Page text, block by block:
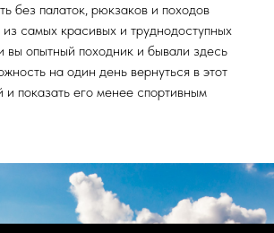
без палаток, рюкзаков и походов
самых красивых и труднодоступных
вы опытный походник и бывали здесь
на один день вернуться в этот
и показать его менее спортивным